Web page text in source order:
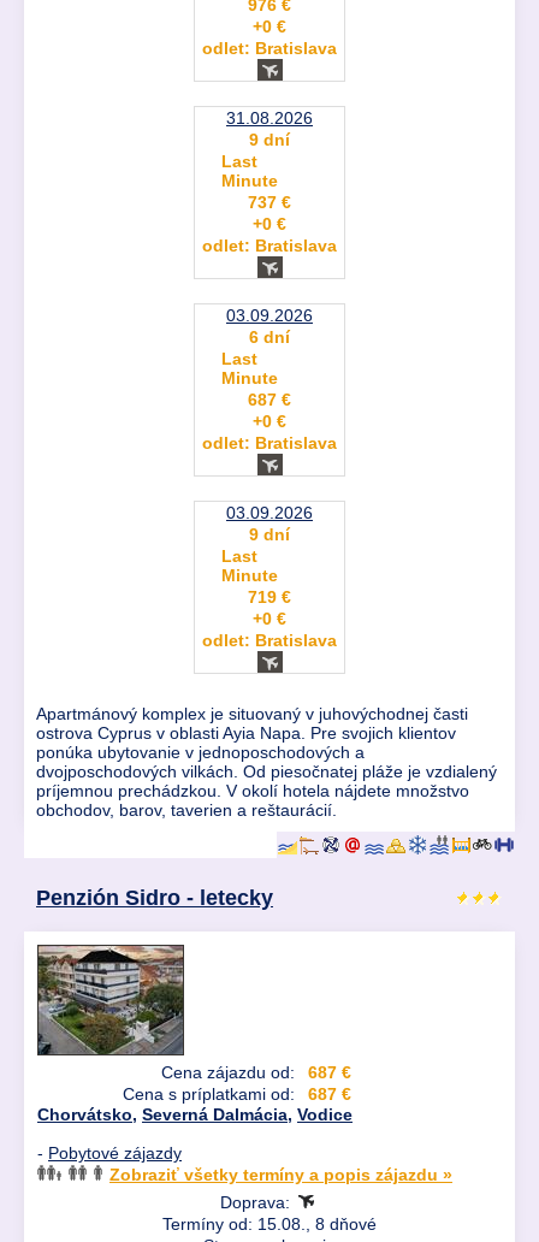
976 €
+0 €
odlet: Bratislava
31.08.2026
9 dní
Last
Minute
737 €
+0 €
odlet: Bratislava
03.09.2026
6 dní
Last
Minute
687 €
+0 €
odlet: Bratislava
03.09.2026
9 dní
Last
Minute
719 €
+0 €
odlet: Bratislava
Apartmánový komplex je situovaný v juhovýchodnej časti
ostrova Cyprus v oblasti Ayia Napa. Pre svojich klientov
ponúka ubytovanie v jednoposchodových a
dvojposchodových vilkách. Od piesočnatej pláže je vzdialený
príjemnou prechádzkou. V okolí hotela nájdete množstvo
obchodov, barov, taverien a reštaurácií.
Penzión Sidro - letecky
Cena zájazdu od:
687 €
Cena s príplatkami od:
687 €
Chorvátsko, Severná Dalmácia, Vodice
- Pobytové zájazdy
Zobraziť všetky termíny a popis zájazdu »
Doprava:
Termíny od: 15.08., 8 dňové